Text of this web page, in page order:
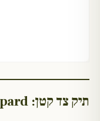
תיק צד קטן: Blush Leopard